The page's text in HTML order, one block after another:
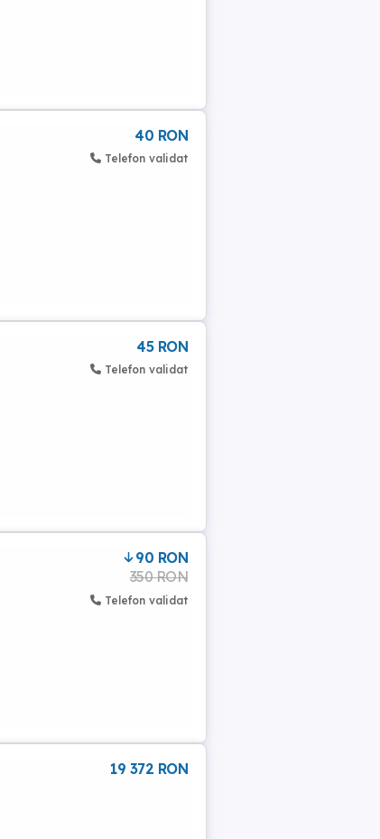
40 RON
Telefon validat
45 RON
Telefon validat
90 RON
350 RON
Telefon validat
19 372 RON